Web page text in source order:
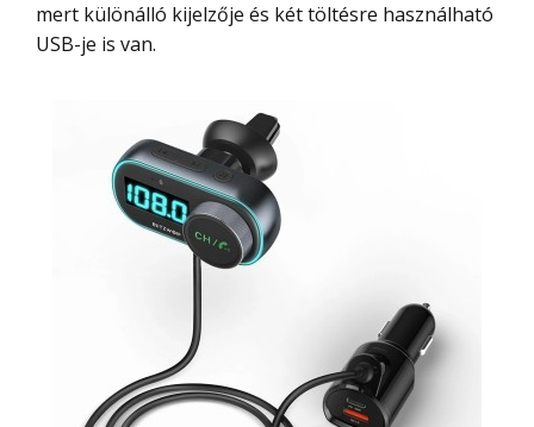
mert különálló kijelzője és két töltésre használható
USB-je is van.